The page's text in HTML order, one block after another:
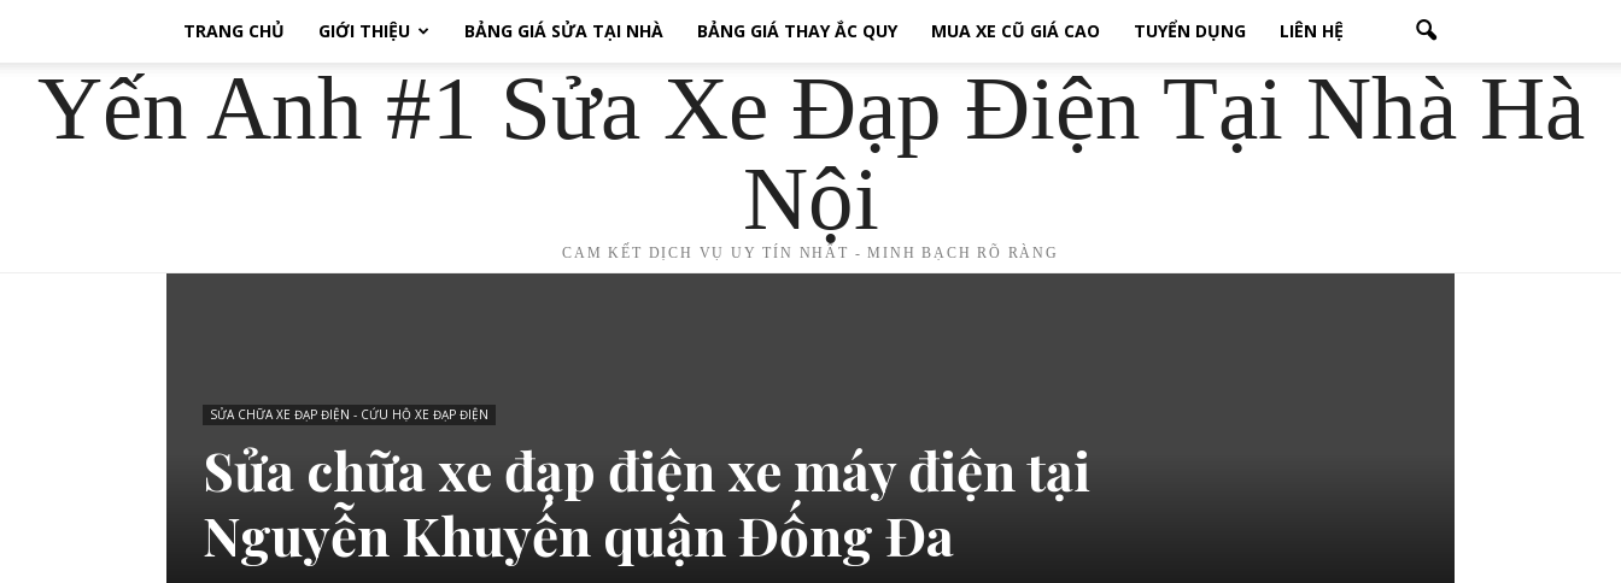
TRANG CHỦ GIỚI THIỆU BẢNG GIÁ SỬA TẠI NHÀ BẢNG GIÁ THAY ẮC QUY MUA XE CŨ GIÁ CAO TUYỂN DỤNG LIÊN HỆ
Yến Anh #1 Sửa Xe Đạp Điện Tại Nhà Hà
Nội
CAM KẾT DỊCH VỤ UY TÍN NHẤT - MINH BẠCH RÕ RÀNG
SỬA CHỮA XE ĐẠP ĐIỆN - CỨU HỘ XE ĐẠP ĐIỆN
Sửa chữa xe đạp điện xe máy điện tại
Nguyễn Khuyến quận Đống Đa